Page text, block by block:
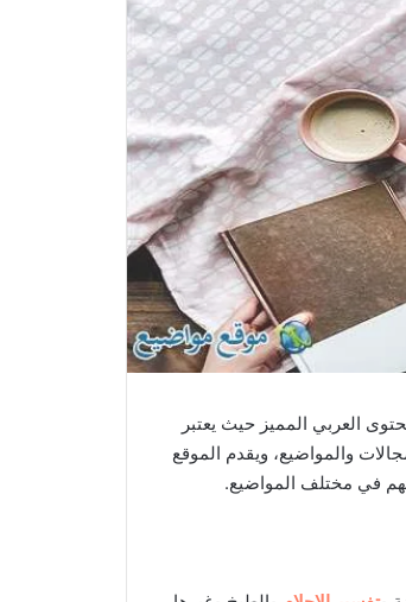
العربي المميز حيث يعتبر
والمواضيع، ويقدم الموقع
في مختلف المواضيع.